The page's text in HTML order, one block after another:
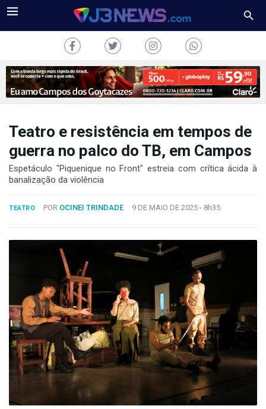
TV
CONOSCO
Copyright
Desenvolvido
Hesea
Tecnologia
Sistemas
Teatro e resistência em tempos de
guerra no palco do TB, em Campos
Espetáculo "Piquenique no Front" estreia com crítica ácida à
banalização da violência
TEATRO POR OCINEI TRINDADE 9 DE MAIO DE 2025 - 8h35